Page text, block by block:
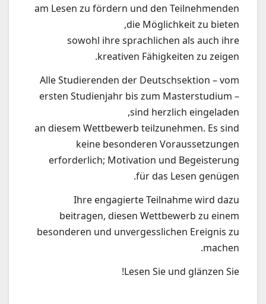
am Lesen zu fördern und den Teilnehmenden
die Möglichkeit zu bieten,
sowohl ihre sprachlichen als auch ihre
kreativen Fähigkeiten zu zeigen.
Alle Studierenden der Deutschsektion – vom
ersten Studienjahr bis zum Masterstudium –
sind herzlich eingeladen,
an diesem Wettbewerb teilzunehmen. Es sind
keine besonderen Voraussetzungen
erforderlich; Motivation und Begeisterung
für das Lesen genügen.
Ihre engagierte Teilnahme wird dazu
beitragen, diesen Wettbewerb zu einem
besonderen und unvergesslichen Ereignis zu
machen.
Lesen Sie und glänzen Sie!